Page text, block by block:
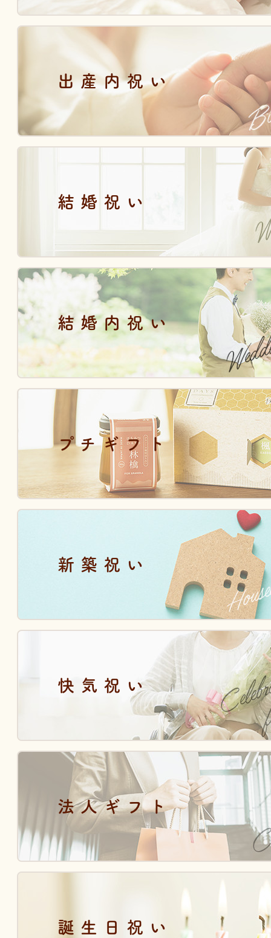
出産内祝い
結婚祝い
結婚内祝い
プチギフト
新築祝い
快気祝い
法人ギフト
誕生日祝い